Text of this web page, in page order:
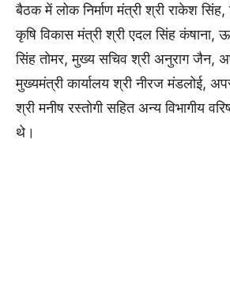
बैठक में लोक निर्माण मंत्री श्री राकेश
कृषि विकास मंत्री श्री एदल सिंह कंषाना,
सिंह तोमर, मुख्य सचिव श्री अनुराग जैन,
मुख्यमंत्री कार्यालय श्री नीरज मंडलोई,
श्री मनीष रस्तोगी सहित अन्य विभागीय
थे।